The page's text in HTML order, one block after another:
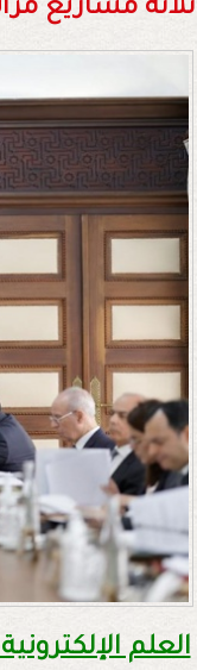
ثلاثة مشاريع
العلم